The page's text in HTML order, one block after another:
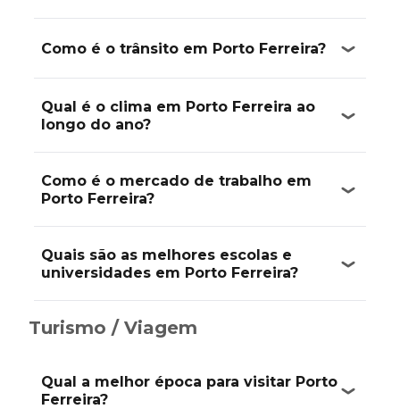
Como é o trânsito em Porto Ferreira?
Qual é o clima em Porto Ferreira ao
longo do ano?
Como é o mercado de trabalho em
Porto Ferreira?
Quais são as melhores escolas e
universidades em Porto Ferreira?
Turismo / Viagem
Qual a melhor época para visitar Porto
Ferreira?